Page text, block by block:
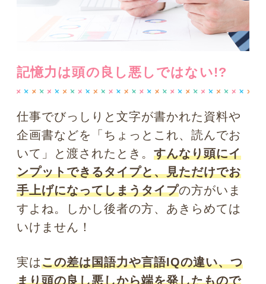
ンプットできるタイプと、見ただけでお
手上げになってしまうタイプ
の方がいま
すよね。しかし後者の方、あきらめては
実はこの差は国語力や言語IQの違い、つ
まり頭の良し悪しから端を発したもので
はなかったのです。 では、何がこの明暗
の２つのことが実証されてきています。
まず1つ目ですが、文章の記憶や理解が苦
手な人ほど、内容がわからなくなったら
その前の行やページに戻って、もう一度
読み直す習慣があることがわかっていま
す。一見その方が記憶力や理解度がアッ
プしそうですが、実はその逆の習慣があ
る人の方が、書かれていることの全貌を
つまり、わからない箇所があってもバッ